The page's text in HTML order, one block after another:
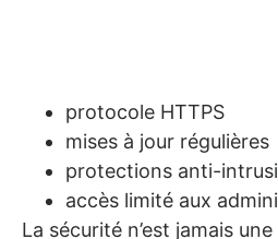
protocole HTTPS
mises à jour régulières
protections anti-
accès limité aux
La sécurité n’est jamais